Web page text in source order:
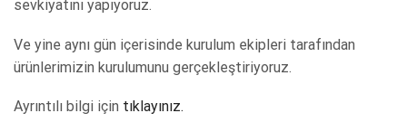
sevkiyatını yapıyoruz.
Ve yine aynı gün içerisinde kurulum ekipleri tarafından
ürünlerimizin kurulumunu gerçekleştiriyoruz.
Ayrıntılı bilgi için tıklayınız.